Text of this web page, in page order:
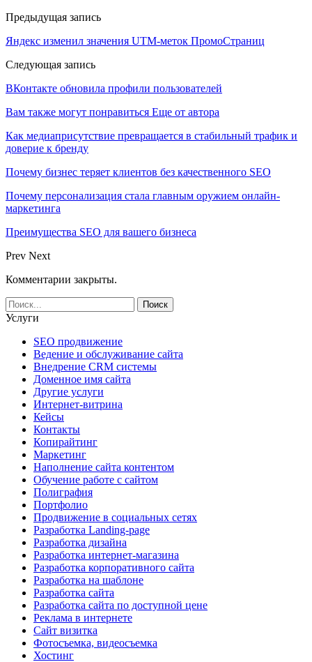
Предыдущая запись
Яндекс изменил значения UTM-меток ПромоСтраниц
Следующая запись
ВКонтакте обновила профили пользователей
Вам также могут понравиться Еще от автора
Как медиаприсутствие превращается в стабильный трафик и
доверие к бренду
Почему бизнес теряет клиентов без качественного SEO
Почему персонализация стала главным оружием онлайн-
маркетинга
Преимущества SEO для вашего бизнеса
Prev Next
Комментарии закрыты.
Услуги
SEO продвижение
Ведение и обслуживание сайта
Внедрение CRM системы
Доменное имя сайта
Другие услуги
Интернет-витрина
Кейсы
Контакты
Копирайтинг
Маркетинг
Наполнение сайта контентом
Обучение работе с сайтом
Полиграфия
Портфолио
Продвижение в социальных сетях
Разработка Landing-page
Разработка дизайна
Разработка интернет-магазина
Разработка корпоративного сайта
Разработка на шаблоне
Разработка сайта
Разработка сайта по доступной цене
Реклама в интернете
Сайт визитка
Фотосъемка, видеосъемка
Хостинг